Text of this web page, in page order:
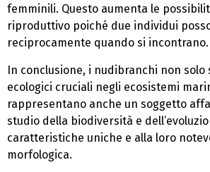
femminili. Questo aumenta le
riproduttivo poiché due individui
reciprocamente quando si incontrano.
In conclusione, i nudibranchi non solo
ecologici cruciali negli ecosistemi
rappresentano anche un soggetto
studio della biodiversità e
caratteristiche uniche e alla loro
morfologica.